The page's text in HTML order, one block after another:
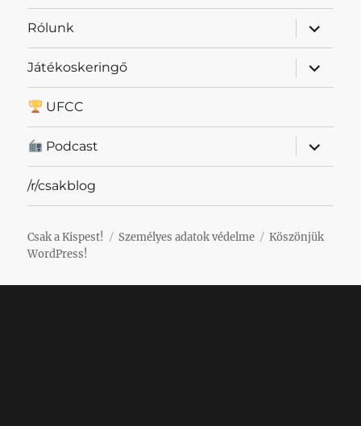
Rólunk
almenü
Játékoskeringő
almenü
UFCC
Podcast
almenü
/r/csakblog
Csak a Kispest! Személyes adatok védelme
Köszönjük
WordPress!